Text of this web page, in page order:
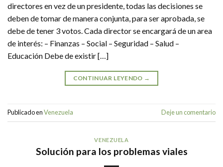
directores en vez de un presidente, todas las decisiones se
deben de tomar de manera conjunta, para ser aprobada, se
debe de tener 3 votos. Cada director se encargará de un area
de interés: – Finanzas – Social – Seguridad – Salud –
Educación Debe de existir […]
CONTINUAR LEYENDO →
Publicado enVenezuela Deje un comentario
VENEZUELA
Solución para los problemas viales